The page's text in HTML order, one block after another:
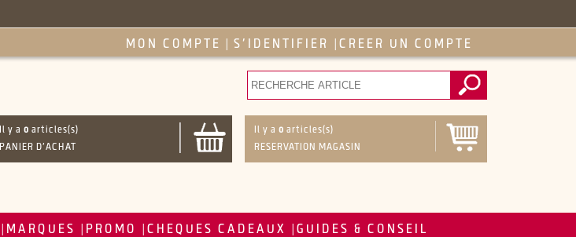
MON COMPTE S'IDENTIFIER CREER UN COMPTE
Il y a 0 articles(s)
PANIER D'ACHAT
Il y a 0 articles(s)
RESERVATION MAGASIN
MARQUES PROMO CHEQUES CADEAUX GUIDES & CONSEIL